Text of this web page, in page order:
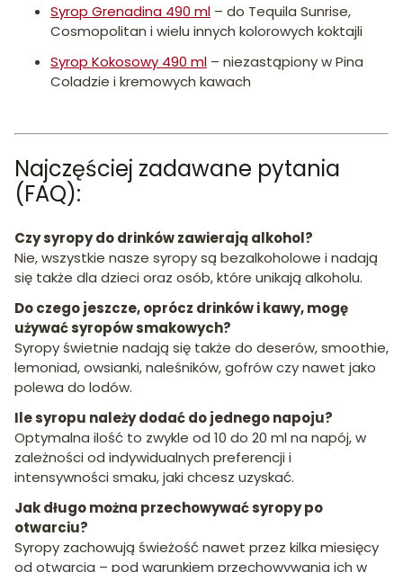
Syrop Grenadina 490 ml – do Tequila Sunrise,
Cosmopolitan i wielu innych kolorowych koktajli
Syrop Kokosowy 490 ml – niezastąpiony w Pina
Coladzie i kremowych kawach
Najczęściej zadawane pytania
(FAQ):
Czy syropy do drinków zawierają alkohol?
Nie, wszystkie nasze syropy są bezalkoholowe i nadają
się także dla dzieci oraz osób, które unikają alkoholu.
Do czego jeszcze, oprócz drinków i kawy, mogę
używać syropów smakowych?
Syropy świetnie nadają się także do deserów, smoothie,
lemoniad, owsianki, naleśników, gofrów czy nawet jako
polewa do lodów.
Ile syropu należy dodać do jednego napoju?
Optymalna ilość to zwykle od 10 do 20 ml na napój, w
zależności od indywidualnych preferencji i
intensywności smaku, jaki chcesz uzyskać.
Jak długo można przechowywać syropy po
otwarciu?
Syropy zachowują świeżość nawet przez kilka miesięcy
od otwarcia – pod warunkiem przechowywania ich w